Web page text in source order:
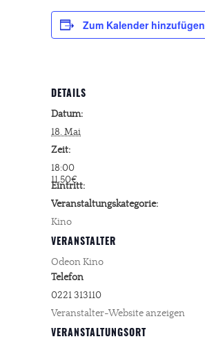
Zum Kalender hinzufügen
DETAILS
Datum:
18. Mai
Zeit:
18:00
Eintritt:
11,50€
Veranstaltungskategorie:
Kino
VERANSTALTUNGSORT
VERANSTALTER
Odeon Kino
Telefon
0221 313110
Veranstalter-Website anzeigen